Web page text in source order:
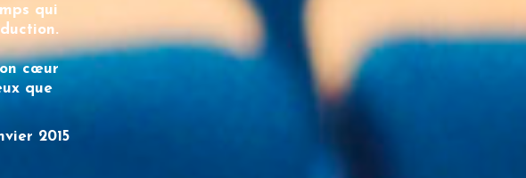
qui
cœur
que
2015